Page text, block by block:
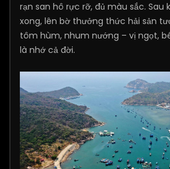
rạn san hô rực rỡ, đủ màu sắc. Sau
xong, lên bờ thưởng thức hải sản
tôm hùm, nhum nướng – vị ngọt,
là nhớ cả đời.